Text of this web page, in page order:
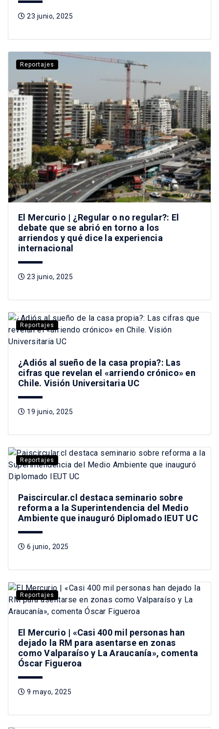
23 junio, 2025
Reportajes
El Mercurio | ¿Regular o no regular?: El
debate que se abrió en torno a los
arriendos y qué dice la experiencia
internacional
23 junio, 2025
Reportajes
¿Adiós al sueño de la casa propia?: Las
cifras que revelan el «arriendo crónico» en
Chile. Visión Universitaria UC
19 junio, 2025
Reportajes
Paiscircular.cl destaca seminario sobre
reforma a la Superintendencia del Medio
Ambiente que inauguró Diplomado IEUT UC
6 junio, 2025
Reportajes
El Mercurio | «Casi 400 mil personas han
dejado la RM para asentarse en zonas
como Valparaíso y La Araucanía», comenta
Óscar Figueroa
9 mayo, 2025